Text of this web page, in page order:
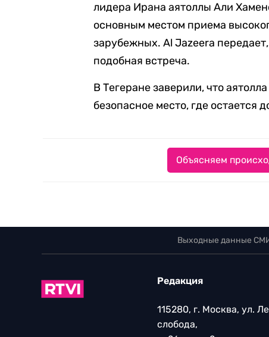
лидера Ирана аятоллы Али
основным местом приема
зарубежных. Al Jazeera
подобная встреча.
В Тегеране заверили, что
безопасное место, где остается
Объясняем
Выходные данные
Редакция
115280, г. Москва, ул.
слобода,